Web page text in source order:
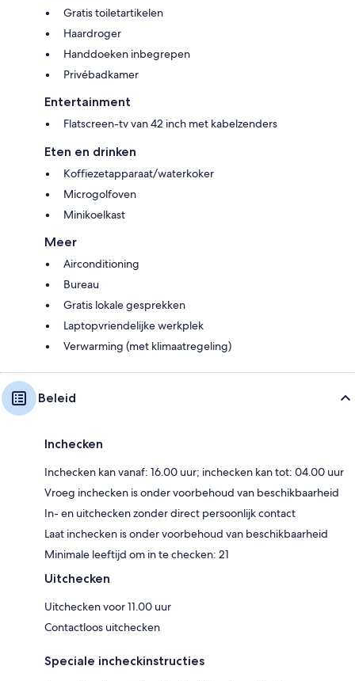
Gratis toiletartikelen
Haardroger
Handdoeken inbegrepen
Privébadkamer
Entertainment
Flatscreen-tv van 42 inch met kabelzenders
Eten en drinken
Koffiezetapparaat/waterkoker
Microgolfoven
Minikoelkast
Meer
Airconditioning
Bureau
Gratis lokale gesprekken
Laptopvriendelijke werkplek
Verwarming (met klimaatregeling)
Beleid
Inchecken
Inchecken kan vanaf: 16.00 uur; inchecken kan tot: 04.00 uur
Vroeg inchecken is onder voorbehoud van beschikbaarheid
In- en uitchecken zonder direct persoonlijk contact
Laat inchecken is onder voorbehoud van beschikbaarheid
Minimale leeftijd om in te checken: 21
Uitchecken
Uitchecken voor 11.00 uur
Contactloos uitchecken
Speciale incheckinstructies